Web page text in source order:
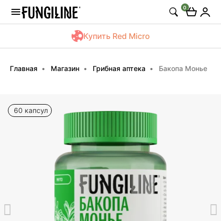
0
Купить Red Micro
Главная Магазин Грибная аптека Бакопа Монье
60 капсул